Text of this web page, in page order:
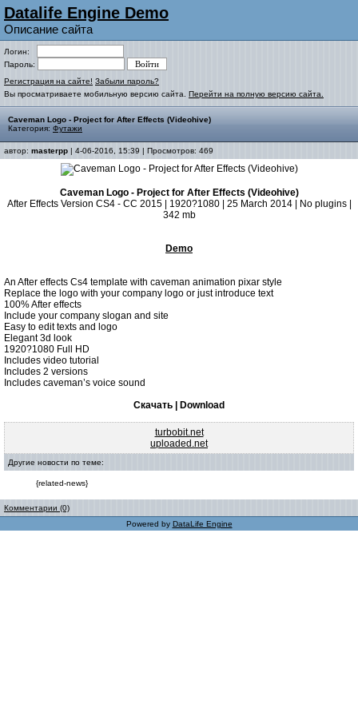
Datalife Engine Demo
Описание сайта
Логин:
Пароль:
Регистрация на сайте! Забыли пароль?
Вы просматриваете мобильную версию сайта. Перейти на полную версию сайта.
Caveman Logo - Project for After Effects (Videohive)
Категория: Футажи
автор: masterpp | 4-06-2016, 15:39 | Просмотров: 469
Caveman Logo - Project for After Effects (Videohive)
After Effects Version CS4 - CC 2015 | 1920?1080 | 25 March 2014 | No plugins |
342 mb
Demo
An After effects Cs4 template with caveman animation pixar style
Replace the logo with your company logo or just introduce text
100% After effects
Include your company slogan and site
Easy to edit texts and logo
Elegant 3d look
1920?1080 Full HD
Includes video tutorial
Includes 2 versions
Includes caveman’s voice sound
Скачать | Download
turbobit.net
uploaded.net
Другие новости по теме:
{related-news}
Комментарии (0)
Powered by DataLife Engine